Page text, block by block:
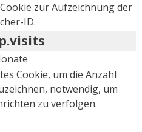
zur Aufzeichnung der
ID.
Cookie, um die Anzahl
notwendig, um
zu verfolgen.